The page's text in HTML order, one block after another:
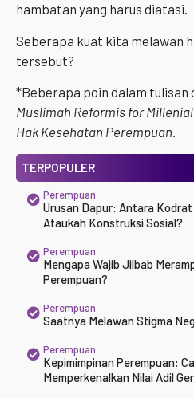
hambatan yang harus diatasi.
Seberapa kuat kita melawan
tersebut?
*Beberapa poin dalam tulisan
Muslimah Reformis for
Hak Kesehatan Perempuan.
TERPOPULER
Perempuan
Urusan Dapur: Antara
Ataukah Konstruksi Sosial?
Perempuan
Mengapa Wajib Jilbab
Perempuan?
Perempuan
Saatnya Melawan Stigma
Perempuan
Kepimimpinan Perempuan:
Memperkenalkan Nilai Adil